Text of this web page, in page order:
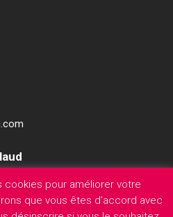
légales
cookies pour améliorer votre
que vous êtes d'accord avec